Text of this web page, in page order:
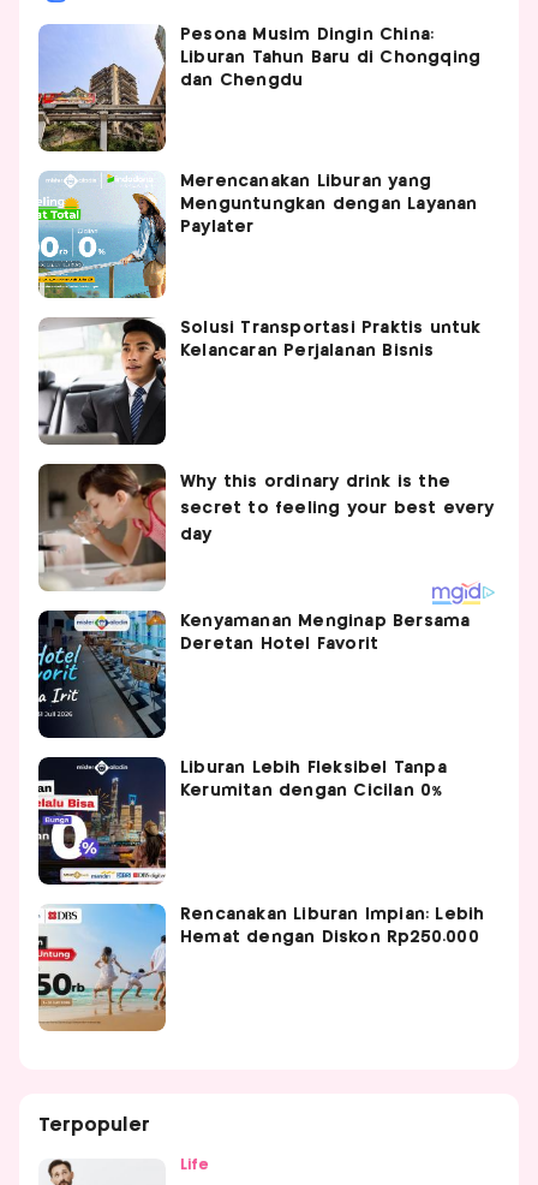
Pesona Musim Dingin China:
Liburan Tahun Baru di Chongqing
dan Chengdu
Merencanakan Liburan yang
Menguntungkan dengan Layanan
Paylater
Solusi Transportasi Praktis untuk
Kelancaran Perjalanan Bisnis
Kenyamanan Menginap Bersama
Deretan Hotel Favorit
Liburan Lebih Fleksibel Tanpa
Kerumitan dengan Cicilan 0%
Rencanakan Liburan Impian: Lebih
Hemat dengan Diskon Rp250.000
Terpopuler
Life